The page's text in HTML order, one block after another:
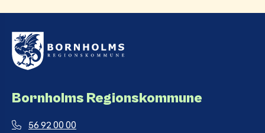
Bornholms Regionskommune
56 92 00 00